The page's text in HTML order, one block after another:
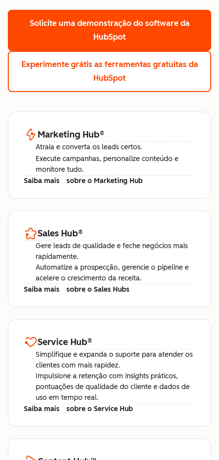
Solicite uma demonstração do software da
HubSpot
Experimente grátis as ferramentas gratuitas da
HubSpot
Marketing Hub®
Atraia e converta os leads certos.
Execute campanhas, personalize conteúdo e
monitore tudo.
Saiba mais
sobre o Marketing Hub
Sales Hub®
Gere leads de qualidade e feche negócios mais
rapidamente.
Automatize a prospecção, gerencie o pipeline e
acelere o crescimento da receita.
Saiba mais
sobre o Sales Hubs
Service Hub®
Simplifique e expanda o suporte para atender os
clientes com mais rapidez.
Impulsione a retenção com insights práticos,
pontuações de qualidade do cliente e dados de
uso em tempo real.
Saiba mais
sobre o Service Hub